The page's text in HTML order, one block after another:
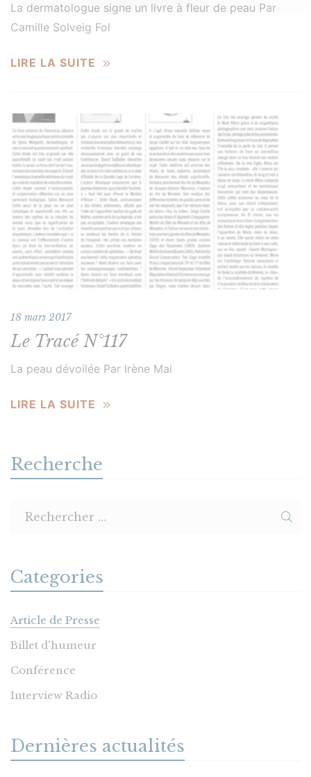
La dermatologue signe un livre à fleur de peau Par
Camille Solveig Fol
LIRE LA SUITE
18 mars 2017
Le Tracé N°117
La peau dévoilée Par Irène Mai
LIRE LA SUITE
Recherche
Categories
Article de Presse
Billet d'humeur
Conférence
Interview Radio
Dernières actualités